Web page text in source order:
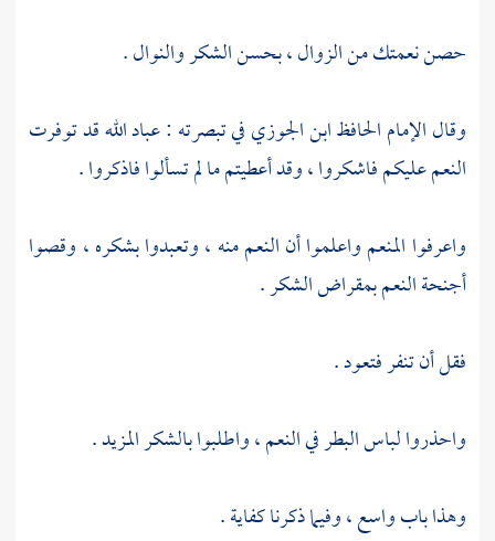
حصن نعمتك من الزوال ، بحسن الشكر والنوال .
وقال الإمام الحافظابن الجوزيفي تبصرته : عباد الله قد توفرت
النعم عليكم فاشكروا ، وقد أعطيتم ما لم تسألوا فاذكروا .
واعرفوا المنعم واعلموا أن النعم منه ، وتعبدوا بشكره ، وقصوا
أجنحة النعم بمقراض الشكر .
فقل أن تنفر فتعود .
واحذروا لباس البطر في النعم ، واطلبوا بالشكر المزيد .
وهذا باب واسع ، وفيما ذكرنا كفاية .